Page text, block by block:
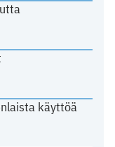
käyttöä